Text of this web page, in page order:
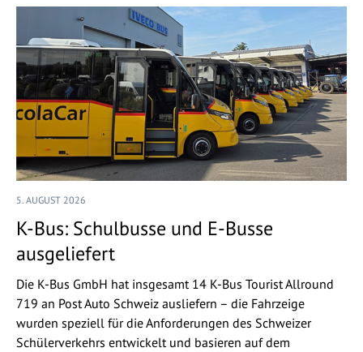
5. AUGUST 2026
K-Bus: Schulbusse und E-Busse
ausgeliefert
Die K-Bus GmbH hat insgesamt 14 K-Bus Tourist Allround
719 an Post Auto Schweiz ausliefern – die Fahrzeige
wurden speziell für die Anforderungen des Schweizer
Schülerverkehrs entwickelt und basieren auf dem